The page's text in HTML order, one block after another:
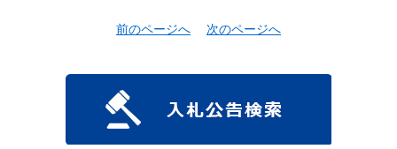
前のページへ 次のページへ